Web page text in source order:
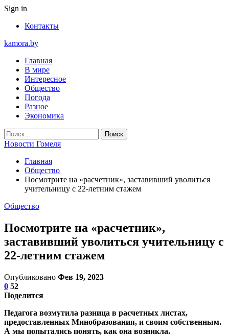
Sign in
Контакты
kamora.by
Главная
В мире
Интересное
Общество
Погода
Разное
Экономика
Новости Гомеля
Главная
Общество
Посмотрите на «расчетник», заставивший уволиться
учительницу с 22-летним стажем
Общество
Посмотрите на «расчетник»,
заставивший уволиться учительницу с
22-летним стажем
Опубликовано Фев 19, 2023
0 52
Поделится
Педагога возмутила разница в расчетных листах,
предоставленных Минобразования, и своим собственным.
А мы попытались понять, как она возникла.